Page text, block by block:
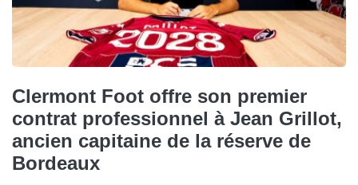
Clermont Foot offre son premier
contrat professionnel à Jean Grillot,
ancien capitaine de la réserve de
Bordeaux